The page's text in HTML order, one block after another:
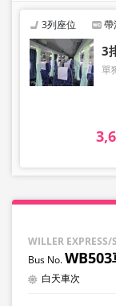
3列座位 帶
3
單
WILLER EXPRESS/
WB503
白天車次